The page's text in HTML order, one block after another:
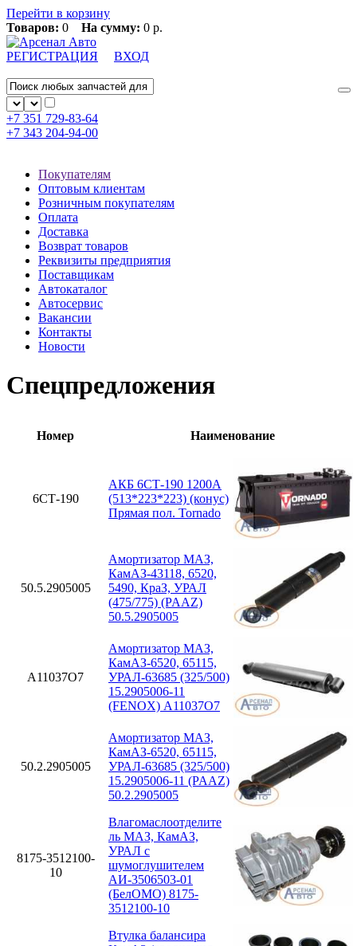
Перейти в корзину
Товаров: 0 На сумму: 0 р.
РЕГИСТРАЦИЯ ВХОД
+7 351 729-83-64
+7 343 204-94-00
Покупателям
Оптовым клиентам
Розничным покупателям
Оплата
Доставка
Возврат товаров
Реквизиты предприятия
Поставщикам
Автокаталог
Автосервис
Вакансии
Контакты
Новости
Спецпредложения
Номер Наименование
6СТ-190
АКБ 6СТ-190 1200А
(513*223*223) (конус)
Прямая пол. Tornado
50.5.2905005
Амортизатор МАЗ,
КамАЗ-43118, 6520,
5490, КраЗ, УРАЛ
(475/775) (PAAZ)
50.5.2905005
A11037O7
Амортизатор МАЗ,
КамАЗ-6520, 65115,
УРАЛ-63685 (325/500)
15.2905006-11
(FENOX) A11037O7
50.2.2905005
Амортизатор МАЗ,
КамАЗ-6520, 65115,
УРАЛ-63685 (325/500)
15.2905006-11 (PAAZ)
50.2.2905005
8175-3512100-
10
Влагомаслоотделите
ль МАЗ, КамАЗ,
УРАЛ с
шумоглушителем
АИ-3506503-01
(БелОМО) 8175-
3512100-10
Втулка балансира